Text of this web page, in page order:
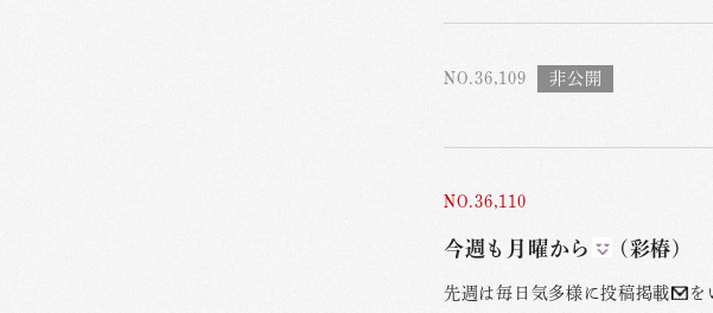
NO.36,109
NO.36,110
今週も月曜から (彩椿)
先週は毎日気多様に投稿掲載 を